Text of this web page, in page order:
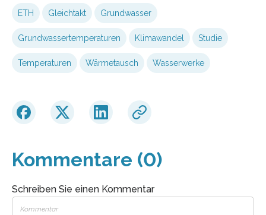
ETH Gleichtakt Grundwasser
Grundwassertemperaturen Klimawandel Studie
Temperaturen Wärmetausch Wasserwerke
Kommentare (0)
Schreiben Sie einen Kommentar